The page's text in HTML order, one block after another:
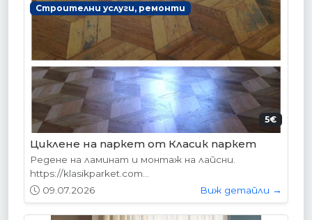
Строителни услуги, ремонти
5€
Циклене на паркет от Класик паркет
Редене на ламинат и монтаж на лайсни.
https://klasikparket.com...
09.07.2026
Виж детайли →